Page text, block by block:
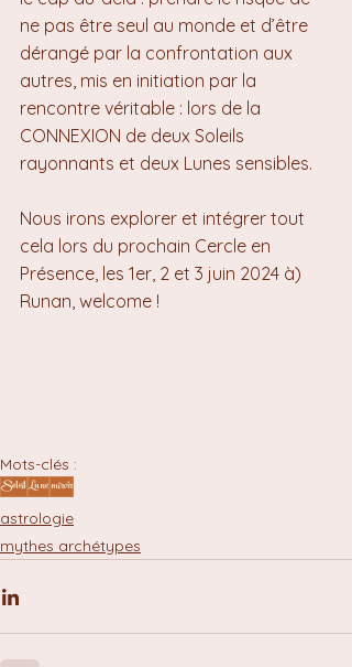
ne pas être seul au monde et d’être
dérangé par la confrontation aux
autres, mis en initiation par la
rencontre véritable : lors de la
CONNEXION de deux Soleils
rayonnants et deux Lunes sensibles.
Nous irons explorer et intégrer tout
cela lors du prochain Cercle en
Présence, les 1er, 2 et 3 juin 2024 à)
Runan, welcome !
Mots-clés :
SoleilLunemiroir
astrologie
mythes archétypes